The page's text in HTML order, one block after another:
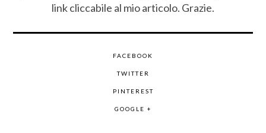
link cliccabile al mio articolo. Grazie.
FACEBOOK
TWITTER
PINTEREST
GOOGLE +